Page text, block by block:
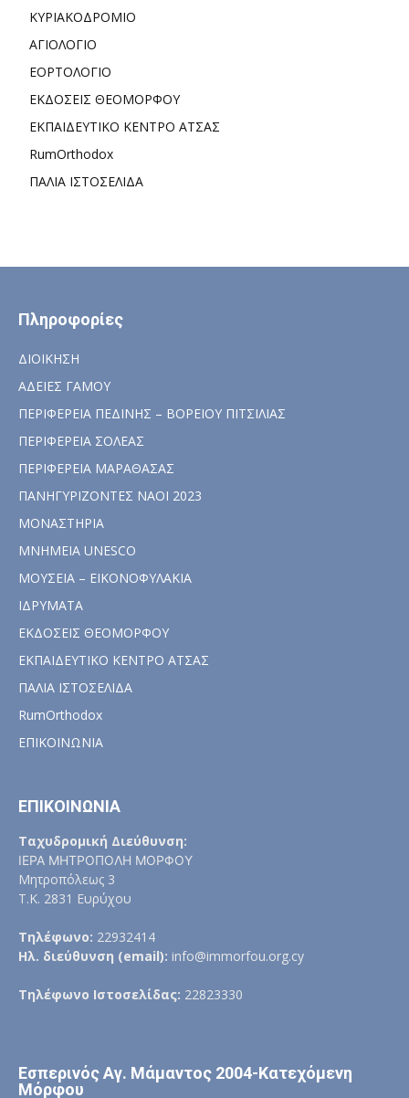
ΚΥΡΙΑΚΟΔΡΟΜΙΟ
ΑΓΙΟΛΟΓΙΟ
ΕΟΡΤΟΛΟΓΙΟ
ΕΚΔΟΣΕΙΣ ΘΕΟΜΟΡΦΟΥ
ΕΚΠΑΙΔΕΥΤΙΚΟ ΚΕΝΤΡΟ ΑΤΣΑΣ
RumOrthodox
ΠΑΛΙΑ ΙΣΤΟΣΕΛΙΔΑ
Πληροφορίες
ΔΙΟΙΚΗΣΗ
ΑΔΕΙΕΣ ΓΑΜΟΥ
ΠΕΡΙΦΕΡΕΙΑ ΠΕΔΙΝΗΣ – ΒΟΡΕΙΟΥ ΠΙΤΣΙΛΙΑΣ
ΠΕΡΙΦΕΡΕΙΑ ΣΟΛΕΑΣ
ΠΕΡΙΦΕΡΕΙΑ ΜΑΡΑΘΑΣΑΣ
ΠΑΝΗΓΥΡΙΖΟΝΤΕΣ ΝΑΟΙ 2023
ΜΟΝΑΣΤΗΡΙΑ
ΜΝΗΜΕΙΑ UNESCO
ΜΟΥΣΕΙΑ – ΕΙΚΟΝΟΦΥΛΑΚΙΑ
ΙΔΡΥΜΑΤΑ
ΕΚΔΟΣΕΙΣ ΘΕΟΜΟΡΦΟΥ
ΕΚΠΑΙΔΕΥΤΙΚΟ ΚΕΝΤΡΟ ΑΤΣΑΣ
ΠΑΛΙΑ ΙΣΤΟΣΕΛΙΔΑ
RumOrthodox
ΕΠΙΚΟΙΝΩΝΙΑ
ΕΠΙΚΟΙΝΩΝΙΑ
Ταχυδρομική Διεύθυνση:
ΙΕΡΑ ΜΗΤΡΟΠΟΛΗ ΜΟΡΦΟΥ
Μητροπόλεως 3
Τ.Κ. 2831 Ευρύχου
Τηλέφωνο: 22932414
Ηλ. διεύθυνση (email): info@immorfou.org.cy
Τηλέφωνο Ιστοσελίδας: 22823330
Εσπερινός Αγ. Μάμαντος 2004-Κατεχόμενη
Μόρφου